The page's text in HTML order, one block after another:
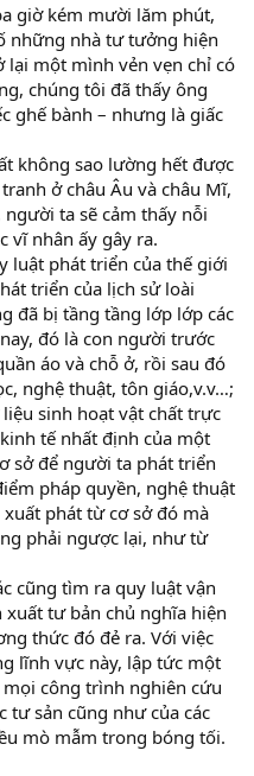
giờ kém mười lăm phút,
những nhà tư tưởng hiện
lại một mình vẻn vẹn chỉ có
chúng tôi đã thấy ông
ghế bành – nhưng là giấc
không sao lường hết được
ở châu Âu và châu Mĩ,
ta sẽ cảm thấy nỗi
vĩ nhân ấy gây ra.
luật phát triển của thế giới
triển của lịch sử loài
đã bị tầng tầng lớp lớp các
đó là con người trước
áo và chỗ ở, rồi sau đó
nghệ thuật, tôn giáo,v.v…;
sinh hoạt vật chất trực
tế nhất định của một
sở để người ta phát triển
pháp quyền, nghệ thuật
phát từ cơ sở đó mà
phải ngược lại, như từ
cũng tìm ra quy luật vận
tư bản chủ nghĩa hiện
thức đó đẻ ra. Với việc
lĩnh vực này, lập tức một
công trình nghiên cứu
tư sản cũng như của các
mò mẫm trong bóng tối.